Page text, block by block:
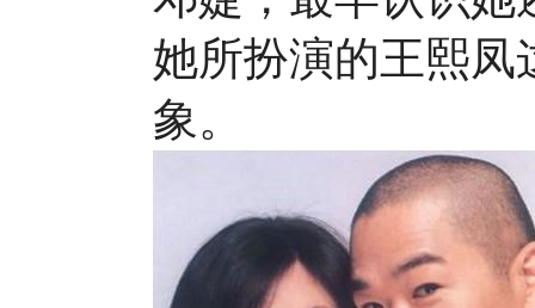
她所扮演的王熙凤
象。